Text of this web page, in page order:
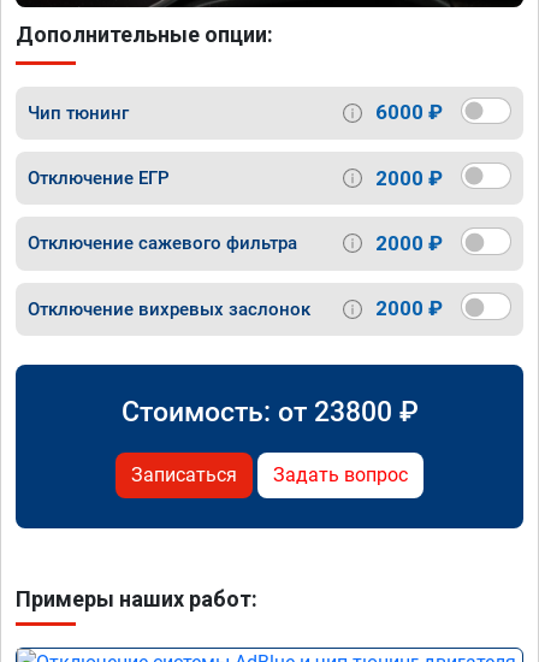
Дополнительные опции:
Чип тюнинг 6000 ₽
Отключение ЕГР 2000 ₽
Отключение сажевого фильтра 2000 ₽
Отключение вихревых заслонок 2000 ₽
Стоимость: от 23800 ₽
Записаться Задать вопрос
Примеры наших работ: